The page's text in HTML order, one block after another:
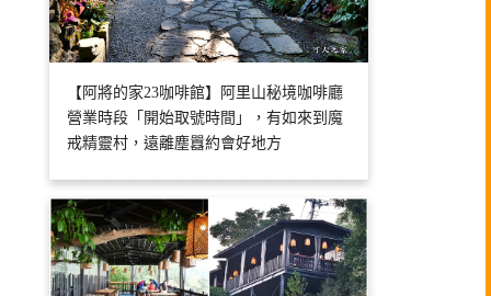
【阿將的家23咖啡館】阿里山秘境咖啡廳
營業時段「開始取號時間」，有如來到魔
戒精靈村，遠離塵囂約會好地方